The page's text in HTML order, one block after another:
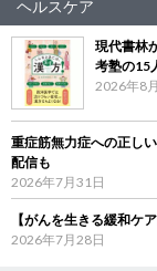
ヘルスケア
現代書林
考塾の15
2026年8
重症筋無力症への正し
配信も
2026年7月31日
【がんを生きる緩和ケ
2026年7月28日